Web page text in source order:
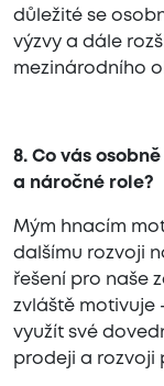
důležité se
výzvy a dále
mezinárodního
8. Co vás
a náročné role?
Mým hnacím
dalšímu rozvoji
řešení pro naše
zvláště motivuje
využít své
prodeji a rozvoji